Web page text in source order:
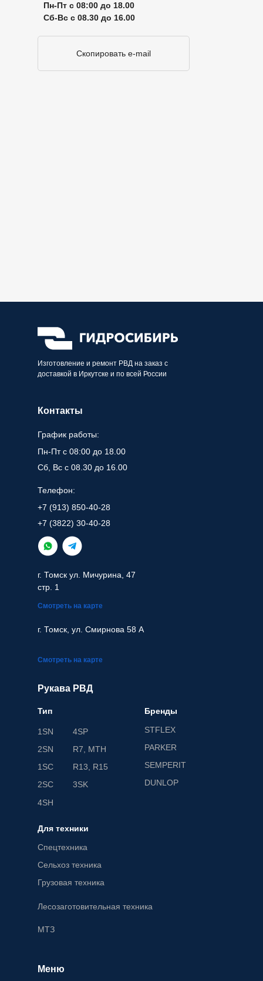
Пн-Пт с 08:00 до 18.00
Сб-Вс с 08.30 до 16.00
Скопировать e-mail
Изготовление и ремонт РВД на заказ с
доставкой в Иркутске и по всей России
Рукава РВД
Тип
г. Томск ул. Мичурина, 47
стр. 1
г. Томск, ул. Смирнова 58 А
Спецтехника
1SN
2SN
1SC
2SC
4SH
4SP
R7, MTH
R13, R15
3SK
Смотреть на карте
Сельхоз техника
Смотреть на карте
Грузовая техника
Меню
График работы:
Лесозаготовительная техника
Телефон:
Для техники
+7 (913) 850-40-28
STFLEX
+7 (3822) 30-40-28
PARKER
Пн-Пт с 08:00 до 18.00
SEMPERIT
Сб, Вс с 08.30 до 16.00
DUNLOP
Контакты
Бренды
МТЗ